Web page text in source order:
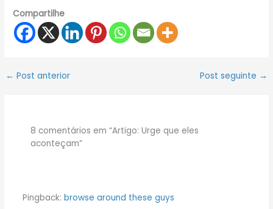
Compartilhe
← Post anterior Post seguinte →
8 comentários em “Artigo: Urge que eles
aconteçam”
Pingback: browse around these guys